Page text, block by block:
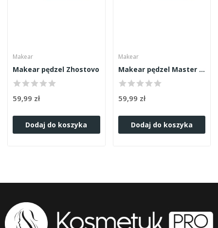
Makear
Makear pędzel Zhostovo
59,99 zł
Dodaj do koszyka
Makear
Makear pędzel Master Art
59,99 zł
Dodaj do koszyka